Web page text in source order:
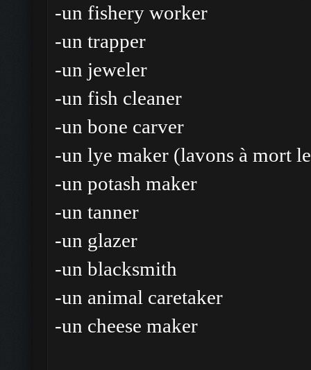
-un fishery worker
-un trapper
-un jeweler
-un fish cleaner
-un bone carver
-un lye maker (lavons à mort
-un potash maker
-un tanner
-un glazer
-un blacksmith
-un animal caretaker
-un cheese maker